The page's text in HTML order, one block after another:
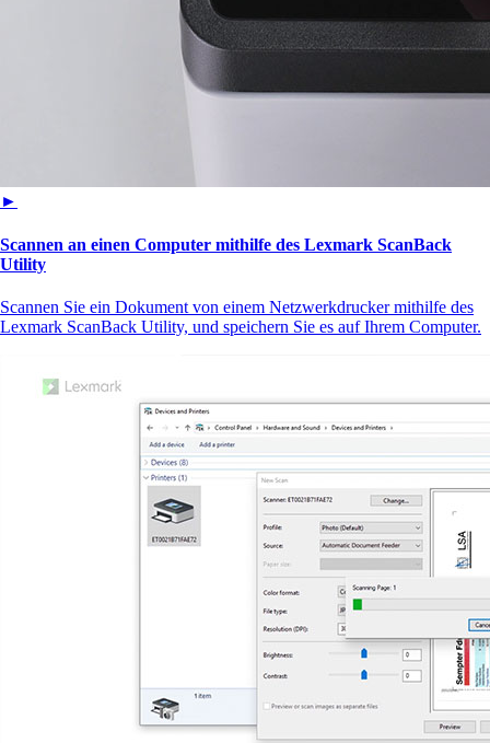
►
Scannen an einen Computer mithilfe des Lexmark ScanBack
Utility
Scannen Sie ein Dokument von einem Netzwerkdrucker mithilfe des
Lexmark ScanBack Utility, und speichern Sie es auf Ihrem Computer.